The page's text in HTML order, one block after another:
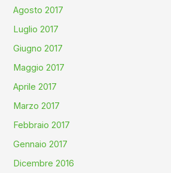
Agosto 2017
Luglio 2017
Giugno 2017
Maggio 2017
Aprile 2017
Marzo 2017
Febbraio 2017
Gennaio 2017
Dicembre 2016